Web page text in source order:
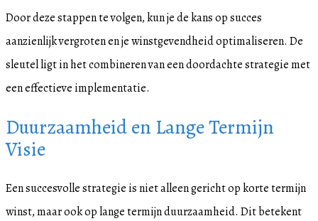
Door deze stappen te volgen, kun je de kans op succes
aanzienlijk vergroten en je winstgevendheid optimaliseren. De
sleutel ligt in het combineren van een doordachte strategie met
een effectieve implementatie.
Duurzaamheid en Lange Termijn
Visie
Een succesvolle strategie is niet alleen gericht op korte termijn
winst, maar ook op lange termijn duurzaamheid. Dit betekent